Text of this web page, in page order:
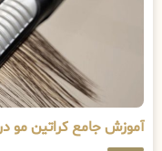
آموزش جامع کراتین مو